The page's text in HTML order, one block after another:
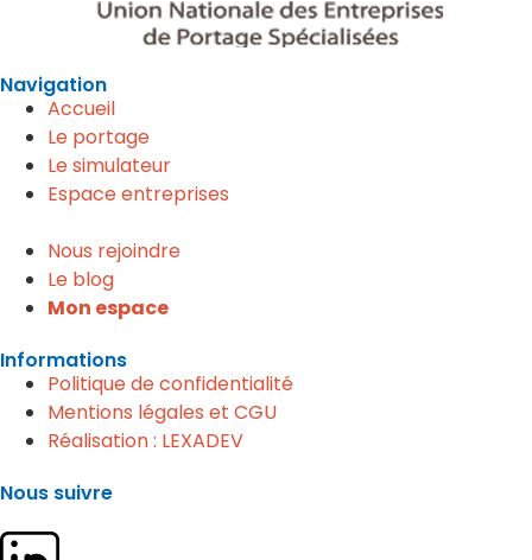
Navigation
Accueil
Le portage
Le simulateur
Espace entreprises
Nous rejoindre
Le blog
Mon espace
Informations
Politique de confidentialité
Mentions légales et CGU
Réalisation : LEXADEV
Nous suivre